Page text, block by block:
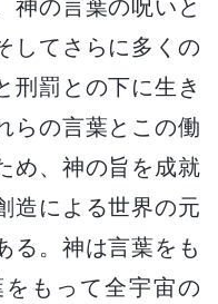
神の言葉の呪いと
してさらに多くの
刑罰との下に生き
らの言葉とこの働
め、神の旨を成就
造による世界の元
る。神は言葉をも
もって全宇宙の